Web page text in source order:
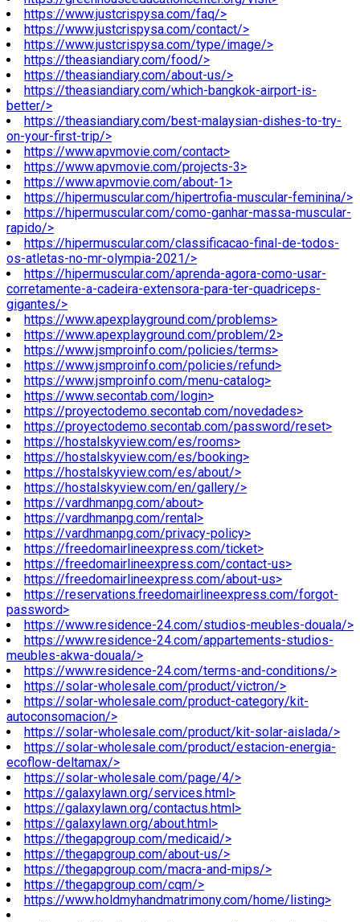
https://www.justcrispysa.com/faq/>
https://www.justcrispysa.com/contact/>
https://www.justcrispysa.com/type/image/>
https://theasiandiary.com/food/>
https://theasiandiary.com/about-us/>
https://theasiandiary.com/which-bangkok-airport-is-
better/>
https://theasiandiary.com/best-malaysian-dishes-to-try-
on-your-first-trip/>
https://www.apvmovie.com/contact>
https://www.apvmovie.com/projects-3>
https://www.apvmovie.com/about-1>
https://hipermuscular.com/hipertrofia-muscular-feminina/>
https://hipermuscular.com/como-ganhar-massa-muscular-
rapido/>
https://hipermuscular.com/classificacao-final-de-todos-
os-atletas-no-mr-olympia-2021/>
https://hipermuscular.com/aprenda-agora-como-usar-
corretamente-a-cadeira-extensora-para-ter-quadriceps-
gigantes/>
https://www.apexplayground.com/problems>
https://www.apexplayground.com/problem/2>
https://www.jsmproinfo.com/policies/terms>
https://www.jsmproinfo.com/policies/refund>
https://www.jsmproinfo.com/menu-catalog>
https://www.secontab.com/login>
https://proyectodemo.secontab.com/novedades>
https://proyectodemo.secontab.com/password/reset>
https://hostalskyview.com/es/rooms>
https://hostalskyview.com/es/booking>
https://hostalskyview.com/es/about/>
https://hostalskyview.com/en/gallery/>
https://vardhmanpg.com/about>
https://vardhmanpg.com/rental>
https://vardhmanpg.com/privacy-policy>
https://freedomairlineexpress.com/ticket>
https://freedomairlineexpress.com/contact-us>
https://freedomairlineexpress.com/about-us>
https://reservations.freedomairlineexpress.com/forgot-
password>
https://www.residence-24.com/studios-meubles-douala/>
https://www.residence-24.com/appartements-studios-
meubles-akwa-douala/>
https://www.residence-24.com/terms-and-conditions/>
https://solar-wholesale.com/product/victron/>
https://solar-wholesale.com/product-category/kit-
autoconsomacion/>
https://solar-wholesale.com/product/kit-solar-aislada/>
https://solar-wholesale.com/product/estacion-energia-
ecoflow-deltamax/>
https://solar-wholesale.com/page/4/>
https://galaxylawn.org/services.html>
https://galaxylawn.org/contactus.html>
https://galaxylawn.org/about.html>
https://thegapgroup.com/medicaid/>
https://thegapgroup.com/about-us/>
https://thegapgroup.com/macra-and-mips/>
https://thegapgroup.com/cqm/>
https://www.holdmyhandmatrimony.com/home/listing>